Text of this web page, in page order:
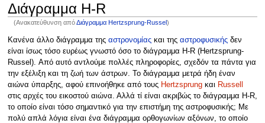
Διάγραμμα H-R
(Ανακατεύθυνση απόΔιάγραμμα Hertzsprung-Russel)
Πήδηση
στην
πλοήγηση
Πήδηση
στην
αναζήτηση
Κανένα άλλο διάγραμμα της αστρονομίαςκαι της αστροφυσικήςδεν
είναι ίσως τόσο ευρέως γνωστό όσο το διάγραμμα H-R (Hertzsprung-
Russel). Από αυτό αντλούμε πολλές πληροφορίες, σχεδόν τα πάντα για
την εξέλιξη και τη ζωή των άστρων. Το διάγραμμα μετρά ήδη έναν
αιώνα ύπαρξης, αφού επινοήθηκε από τους Hertzsprungκαι Russell
στις αρχές του εικοστού αιώνα. Αλλά τί είναι ακριβώς το διάγραμμα H-R,
το οποίο είναι τόσο σημαντικό για την επιστήμη της αστροφυσικής; Με
πολύ απλά λόγια είναι ένα διάγραμμα ορθογωνίων αξόνων, το οποίο